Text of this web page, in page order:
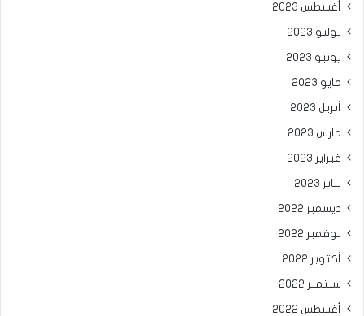
أغسطس 2023
يوليو 2023
يونيو 2023
مايو 2023
أبريل 2023
مارس 2023
فبراير 2023
يناير 2023
ديسمبر 2022
نوفمبر 2022
أكتوبر 2022
سبتمبر 2022
أغسطس 2022